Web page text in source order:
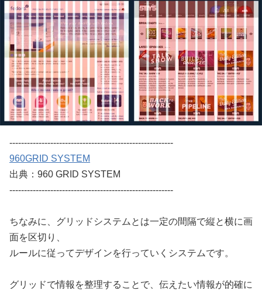
--------------------------------------------------------
960GRID SYSTEM
出典：960 GRID SYSTEM
--------------------------------------------------------
ちなみに、グリッドシステムとは一定の間隔で縦と横に画
面を区切り、
ルールに従ってデザインを行っていくシステムです。
グリッドで情報を整理することで、伝えたい情報が的確に